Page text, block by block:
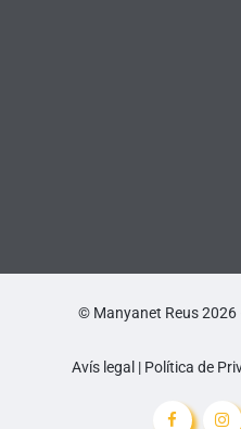
© Manyanet Reus 2026
Avís legal | Política de